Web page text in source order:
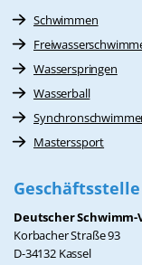
Schwimmen
Wasserspringen
Wasserball
Masterssport
Geschäftsstelle
Deutscher Schwimm-
Korbacher Straße 93
D-34132 Kassel